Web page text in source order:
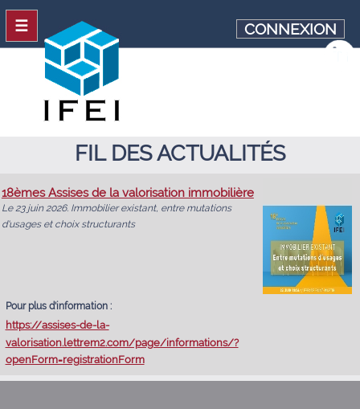
FIL DES ACTUALITÉS
18èmes Assises de la valorisation immobilière
Le 23 juin 2026. Immobilier existant, entre mutations
d'usages et choix structurants
Pour plus d'information :
https://assises-de-la-
valorisation.lettrem2.com/page/informations/?
openForm=registrationForm
CONNEXION
☰